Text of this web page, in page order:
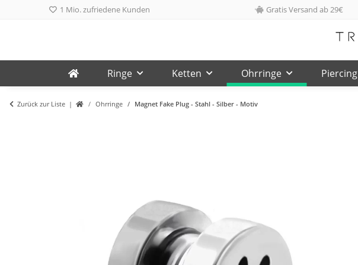
1 Mio. zufriedene Kunden Gratis Versand ab 29€
Ringe Ketten Ohrringe Piercing
Zurück zur Liste Ohrringe Magnet Fake Plug - Stahl - Silber - Motiv